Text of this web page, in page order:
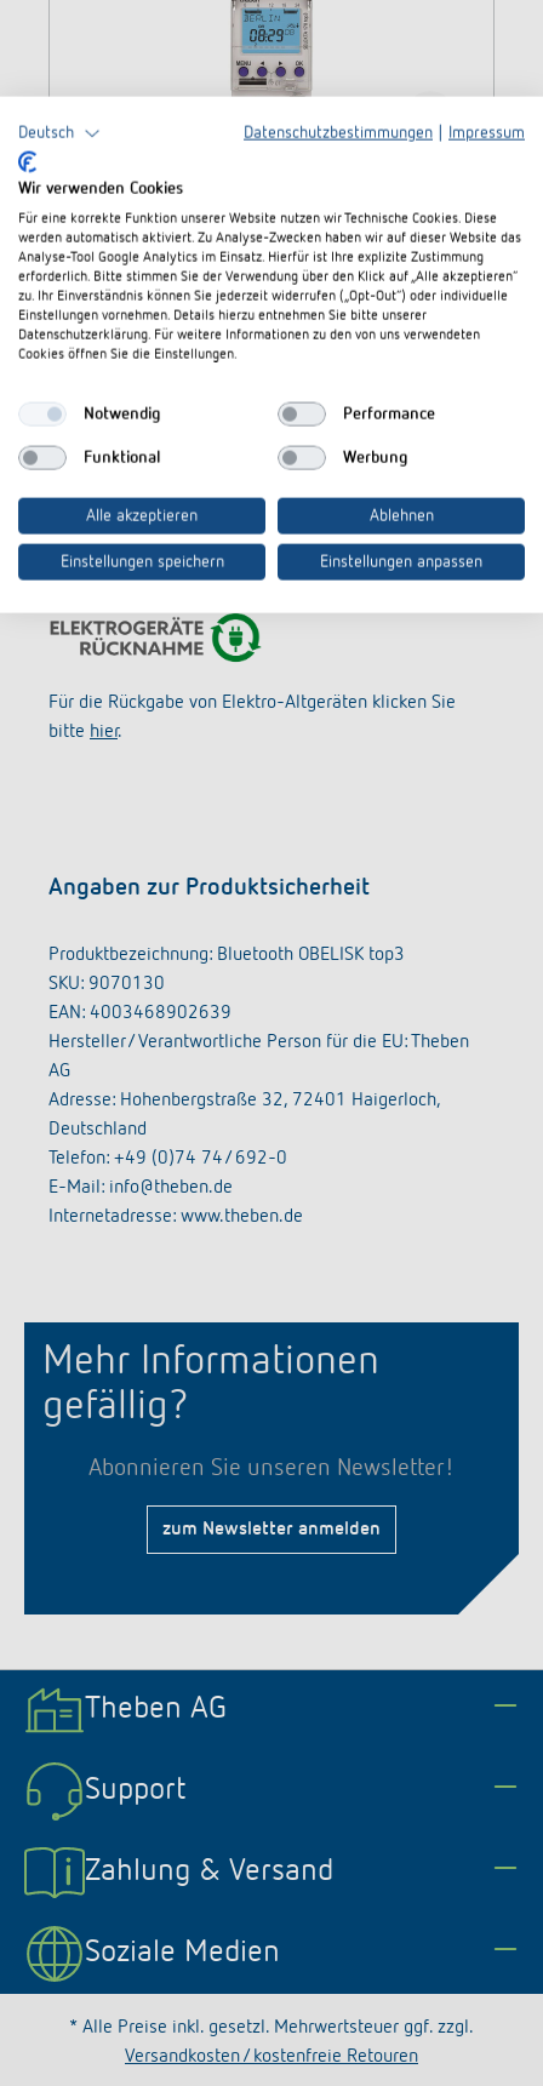
SELEKTA 170 top3 Refurbished
Digitale 1-Kanal Zeitschaltuhr mit Astroprogramm
und Wochenprogramm "Refurbished"
109,95 € (56.94 % gespart)
Preise inkl. MwSt. / gültig solange der Vorrat reicht
In den Warenkorb
Für die Rückgabe von Elektro-Altgeräten klicken Sie
bitte hier.
Angaben zur Produktsicherheit
Produktbezeichnung: Bluetooth OBELISK top3
SKU: 9070130
EAN: 4003468902639
Hersteller/ Verantwortliche Person für die EU: Theben
AG
Adresse: Hohenbergstraße 32, 72401 Haigerloch,
Deutschland
Telefon: +49 (0)74 74/ 692-0
E-Mail: info@theben.de
Internetadresse: www.theben.de
Mehr Informationen
gefällig?
Abonnieren Sie unseren Newsletter!
zum Newsletter anmelden
Theben AG
Support
Zahlung & Versand
Soziale Medien
* Alle Preise inkl. gesetzl. Mehrwertsteuer ggf. zzgl.
Versandkosten / kostenfreie Retouren
Deutsch Datenschutzbestimmungen Impressum
Wir verwenden Cookies
Für eine korrekte Funktion unserer Website nutzen wir Technische Cookies. Diese
werden automatisch aktiviert. Zu Analyse-Zwecken haben wir auf dieser Website das
Analyse-Tool Google Analytics im Einsatz. Hierfür ist Ihre explizite Zustimmung
erforderlich. Bitte stimmen Sie der Verwendung über den Klick auf „Alle akzeptieren“
zu. Ihr Einverständnis können Sie jederzeit widerrufen („Opt-Out“) oder individuelle
Einstellungen vornehmen. Details hierzu entnehmen Sie bitte unserer
Datenschutzerklärung. Für weitere Informationen zu den von uns verwendeten
Cookies öffnen Sie die Einstellungen.
Notwendig Performance
Funktional Werbung
Alle akzeptieren Ablehnen
Einstellungen speichern Einstellungen anpassen